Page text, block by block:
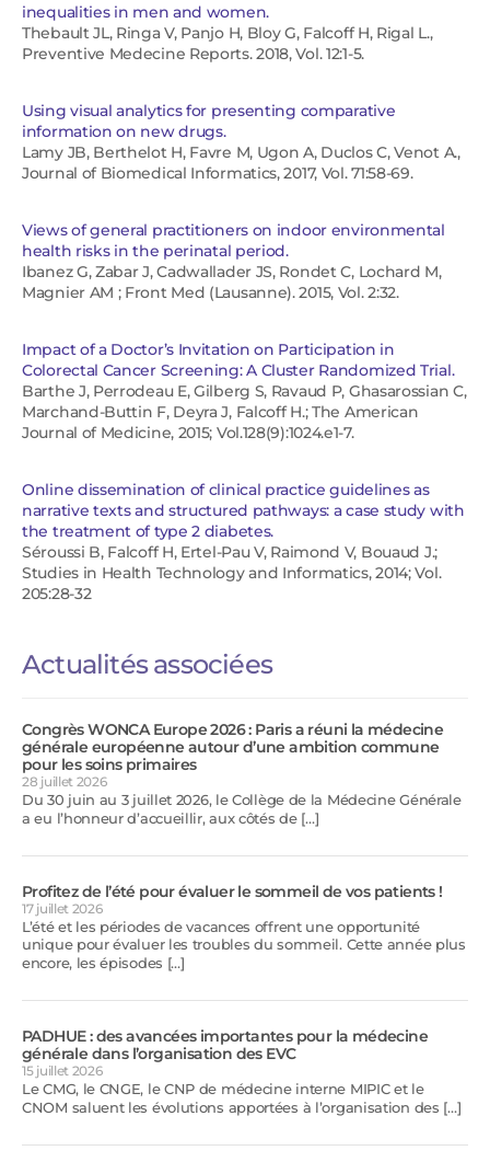
inequalities in men and women.
Thebault JL, Ringa V, Panjo H, Bloy G, Falcoff H, Rigal L.,
Preventive Medecine Reports. 2018, Vol. 12:1-5.
Using visual analytics for presenting comparative
information on new drugs.
Lamy JB, Berthelot H, Favre M, Ugon A, Duclos C, Venot A.,
Journal of Biomedical Informatics, 2017, Vol. 71:58-69.
Views of general practitioners on indoor environmental
health risks in the perinatal period.
Ibanez G, Zabar J, Cadwallader JS, Rondet C, Lochard M,
Magnier AM ; Front Med (Lausanne). 2015, Vol. 2:32.
Impact of a Doctor’s Invitation on Participation in
Colorectal Cancer Screening: A Cluster Randomized Trial.
Barthe J, Perrodeau E, Gilberg S, Ravaud P, Ghasarossian C,
Marchand-Buttin F, Deyra J, Falcoff H.; The American
Journal of Medicine, 2015; Vol.128(9):1024.e1-7.
Online dissemination of clinical practice guidelines as
narrative texts and structured pathways: a case study with
the treatment of type 2 diabetes.
Séroussi B, Falcoff H, Ertel-Pau V, Raimond V, Bouaud J.;
Studies in Health Technology and Informatics, 2014; Vol.
205:28-32
Actualités associées
Congrès WONCA Europe 2026 : Paris a réuni la médecine
générale européenne autour d’une ambition commune
pour les soins primaires
28 juillet 2026
Du 30 juin au 3 juillet 2026, le Collège de la Médecine Générale
a eu l’honneur d’accueillir, aux côtés de […]
Profitez de l’été pour évaluer le sommeil de vos patients !
17 juillet 2026
L’été et les périodes de vacances offrent une opportunité
unique pour évaluer les troubles du sommeil. Cette année plus
encore, les épisodes […]
PADHUE : des avancées importantes pour la médecine
générale dans l’organisation des EVC
15 juillet 2026
Le CMG, le CNGE, le CNP de médecine interne MIPIC et le
CNOM saluent les évolutions apportées à l’organisation des […]